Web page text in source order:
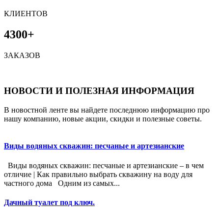
КЛИЕНТОВ
4300+
ЗАКАЗОВ
НОВОСТИ И ПОЛЕЗНАЯ ИНФОРМАЦИЯ
В новостной ленте вы найдете последнюю информацию про
нашу компанию, новые акции, скидки и полезные советы.
Виды водяных скважин: песчаные и артезианские
Виды водяных скважин: песчаные и артезианские – в чем
отличие | Как правильно выбрать скважину на воду для
частного дома Одним из самых...
Дачный туалет под ключ.